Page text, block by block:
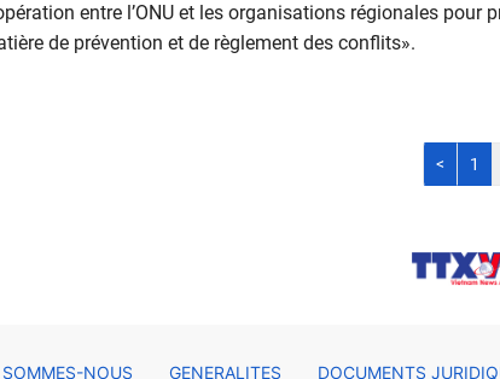
entre l’ONU et les organisations régionales pour
de prévention et de règlement des conflits».
< 1
NOUS GENERALITES DOCUMENTS